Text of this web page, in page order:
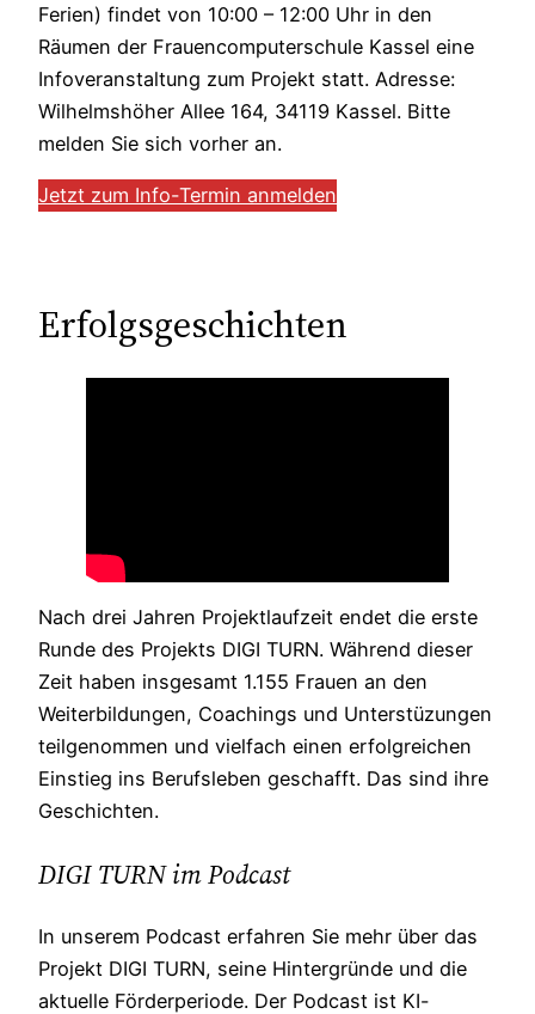
Ferien) findet von 10:00 – 12:00 Uhr in den
Räumen der Frauencomputerschule Kassel eine
Infoveranstaltung zum Projekt statt. Adresse:
Wilhelmshöher Allee 164, 34119 Kassel. Bitte
melden Sie sich vorher an.
Jetzt zum Info-Termin anmelden
Erfolgsgeschichten
Nach drei Jahren Projektlaufzeit endet die erste
Runde des Projekts DIGI TURN. Während dieser
Zeit haben insgesamt 1.155 Frauen an den
Weiterbildungen, Coachings und Unterstüzungen
teilgenommen und vielfach einen erfolgreichen
Einstieg ins Berufsleben geschafft. Das sind ihre
Geschichten.
DIGI TURN im Podcast
In unserem Podcast erfahren Sie mehr über das
Projekt DIGI TURN, seine Hintergründe und die
aktuelle Förderperiode. Der Podcast ist KI-